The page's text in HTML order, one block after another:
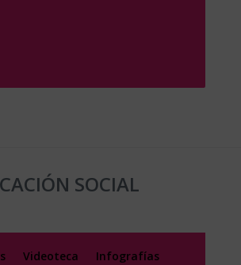
SOCIAL
Videoteca Infografías